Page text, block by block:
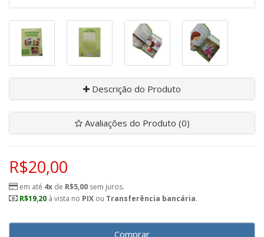
Descrição do Produto
Avaliações do Produto (0)
R$20,00
em até 4x de R$5,00 sem juros.
R$19,20 à vista no PIX ou Transferência bancária.
Comprar